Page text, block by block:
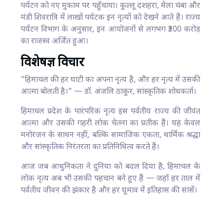
पर्यटन को नए मुकाम पर पहुँचाया। कुल्लू दशहरा, मेला चंबा और
मंडी शिवरात्रि में लाखों पर्यटक इन नृत्यों को देखने आते हैं। राज्य
पर्यटन विभाग के अनुसार, इन आयोजनों से लगभग ₹300 करोड़
का राजस्व अर्जित हुआ।
विशेषज्ञ विचार
“हिमाचल की हर घाटी का अपना नृत्य है, और हर नृत्य में उसकी
आत्मा बोलती है।” — डॉ. अंजलि ठाकुर, सांस्कृतिक शोधकर्ता।
हिमाचल प्रदेश के पारंपरिक नृत्य इस पर्वतीय राज्य की जीवंत
आत्मा और उसकी गहरी लोक चेतना का प्रतीक हैं। यह केवल
मनोरंजन के साधन नहीं, बल्कि सामाजिक एकता, धार्मिक श्रद्धा
और सांस्कृतिक निरंतरता का प्रतिनिधित्व करते हैं।
आज जब आधुनिकता ने दुनिया को बदल दिया है, हिमाचल के
लोक नृत्य अब भी उसकी पहचान बने हुए हैं — जहाँ हर ताल में
पर्वतीय जीवन की झंकार है और हर घूमाव में इतिहास की सांसें।